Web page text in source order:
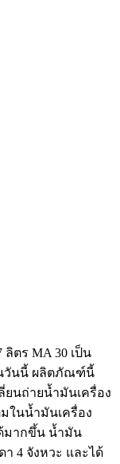
ร MA 30 เป็น
นวันนี้ ผลิตภัณฑ์นี้
ยนถ่ายน้ำมันเครื่อง
ในน้ำมันเครื่อง
มากขึ้น น้ำมัน
า 4 จังหวะ และได้